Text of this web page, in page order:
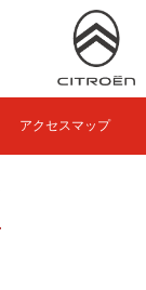
アクセスマップ